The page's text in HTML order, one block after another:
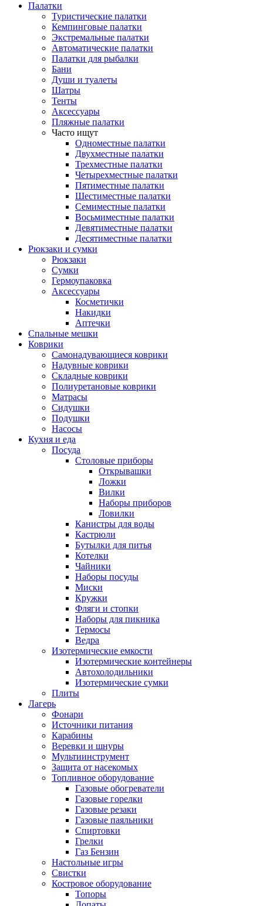
Палатки
Туристические палатки
Кемпинговые палатки
Экстремальные палатки
Автоматические палатки
Палатки для рыбалки
Бани
Души и туалеты
Шатры
Тенты
Аксессуары
Пляжные палатки
Часто ищут
Одноместные палатки
Двухместные палатки
Трехместные палатки
Четырехместные палатки
Пятиместные палатки
Шестиместные палатки
Семиместные палатки
Восьмиместные палатки
Девятиместные палатки
Десятиместные палатки
Рюкзаки и сумки
Рюкзаки
Сумки
Гермоупаковка
Аксессуары
Косметички
Накидки
Аптечки
Спальные мешки
Коврики
Самонадувающиеся коврики
Надувные коврики
Складные коврики
Полиуретановые коврики
Матрасы
Сидушки
Подушки
Насосы
Кухня и еда
Посуда
Столовые приборы
Открывашки
Ложки
Вилки
Наборы приборов
Ловилки
Канистры для воды
Кастрюли
Бутылки для питья
Котелки
Чайники
Наборы посуды
Миски
Кружки
Фляги и стопки
Наборы для пикника
Термосы
Ведра
Изотермические емкости
Изотермические контейнеры
Автохолодильники
Изотермические сумки
Плиты
Лагерь
Фонари
Источники питания
Карабины
Веревки и шнуры
Мультиинструмент
Защита от насекомых
Топливное оборудование
Газовые обогреватели
Газовые горелки
Газовые резаки
Газовые паяльники
Спиртовки
Грелки
Газ Бензин
Настольные игры
Свистки
Костровое оборудование
Топоры